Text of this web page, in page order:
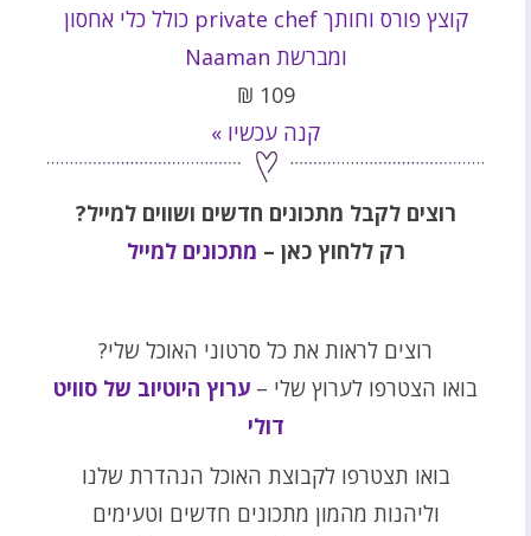
קוצץ פורס וחותך private chef כולל כלי אחסון
ומברשת Naaman
109
₪
קנה עכשיו »
רוצים לקבל מתכונים חדשים ושווים למייל?
רק ללחוץ כאן – מתכונים למייל
רוצים לראות את כל סרטוני האוכל שלי?
בואו הצטרפו לערוץ שלי – ערוץ היוטיוב של סוויט
דולי
בואו תצטרפו לקבוצת האוכל הנהדרת שלנו
וליהנות מהמון מתכונים חדשים וטעימים